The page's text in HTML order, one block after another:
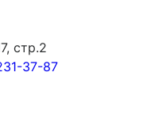
стр.2
37-87